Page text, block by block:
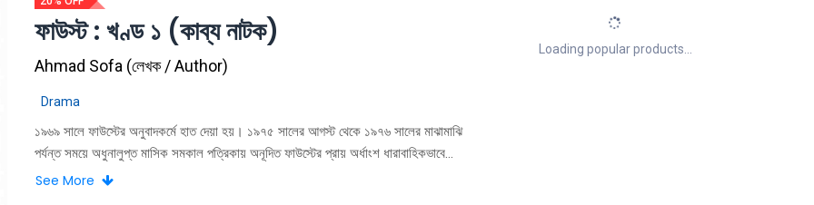
ফাউস্ট : খণ্ড ১ (কাব্য নাটক)
Ahmad Sofa (লেখক / Author)
Drama
১৯৬৯ সালে ফাউস্টের অনুবাদকর্মে হাত দেয়া হয়। ১৯৭৫ সালের আগস্ট থেকে ১৯৭৬ সালের মাঝামাঝি
পর্যন্ত সময়ে অধুনালুপ্ত মাসিক সমকাল পত্রিকায় অনূদিত ফাউস্টের প্রায় অর্ধাংশ ধারাবাহিকভাবে
প্রকাশিত হয়। ১৯৮৬ সালে পুরাে গ্রন্থটির অনুবাদ সমাপ্ত হয়। ওই একই বছরে মুক্তধারা থেকে
See More
Loading popular products...